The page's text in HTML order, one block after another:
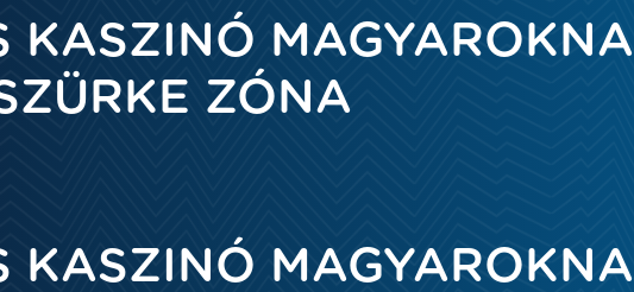
KASZINÓ
ZÓNA
KASZINÓ